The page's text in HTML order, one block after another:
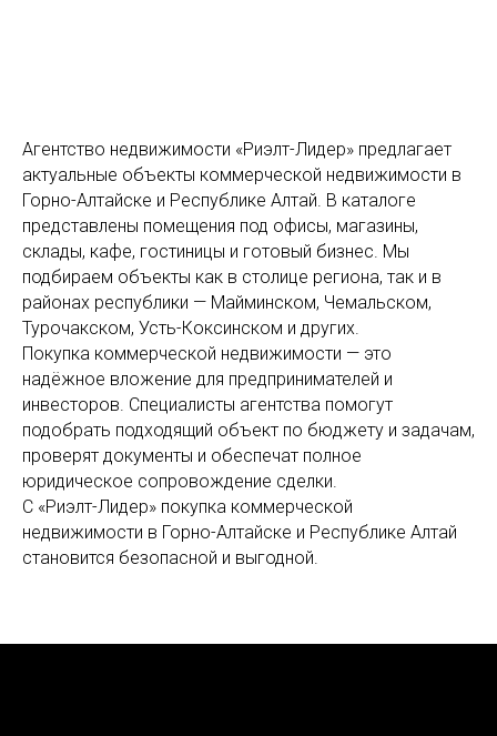
Агентство недвижимости «Риэлт-Лидер» предлагает
актуальные объекты коммерческой недвижимости в
Горно-Алтайске и Республике Алтай. В каталоге
представлены помещения под офисы, магазины,
склады, кафе, гостиницы и готовый бизнес. Мы
подбираем объекты как в столице региона, так и в
районах республики — Майминском, Чемальском,
Турочакском, Усть-Коксинском и других.
Покупка коммерческой недвижимости — это
надёжное вложение для предпринимателей и
инвесторов. Специалисты агентства помогут
подобрать подходящий объект по бюджету и задачам,
проверят документы и обеспечат полное
юридическое сопровождение сделки.
С «Риэлт-Лидер» покупка коммерческой
недвижимости в Горно-Алтайске и Республике Алтай
становится безопасной и выгодной.